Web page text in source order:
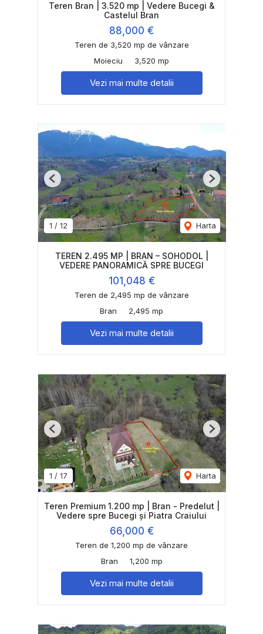
Teren Bran | 3.520 mp | Vedere Bucegi &
Castelul Bran
88,000 €
Teren de 3,520 mp de vânzare
Moieciu
3,520 mp
Vezi mai multe detalii
1 / 12 Harta
Previous Next
TEREN 2.495 MP | BRAN – SOHODOL |
VEDERE PANORAMICĂ SPRE BUCEGI
101,048 €
Teren de 2,495 mp de vânzare
Bran
2,495 mp
Vezi mai multe detalii
1 / 17 Harta
Previous Next
Teren Premium 1.200 mp | Bran - Predelut |
Vedere spre Bucegi și Piatra Craiului
66,000 €
Teren de 1,200 mp de vânzare
Bran
1,200 mp
Vezi mai multe detalii